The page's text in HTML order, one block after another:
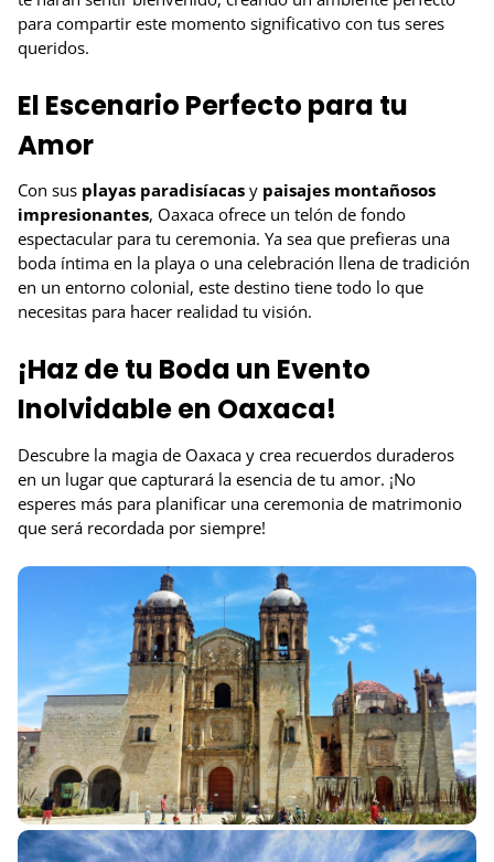
para compartir este momento significativo con tus seres
queridos.
El Escenario Perfecto para tu
Amor
Con sus playas paradisíacas y paisajes montañosos
impresionantes, Oaxaca ofrece un telón de fondo
espectacular para tu ceremonia. Ya sea que prefieras una
boda íntima en la playa o una celebración llena de tradición
en un entorno colonial, este destino tiene todo lo que
necesitas para hacer realidad tu visión.
¡Haz de tu Boda un Evento
Inolvidable en Oaxaca!
Descubre la magia de Oaxaca y crea recuerdos duraderos
en un lugar que capturará la esencia de tu amor. ¡No
esperes más para planificar una ceremonia de matrimonio
que será recordada por siempre!